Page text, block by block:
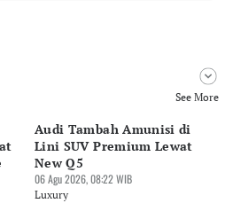
See More
Audi Tambah Amunisi di
Lini SUV Premium Lewat
New Q5
06 Agu 2026, 08:22 WIB
Luxury